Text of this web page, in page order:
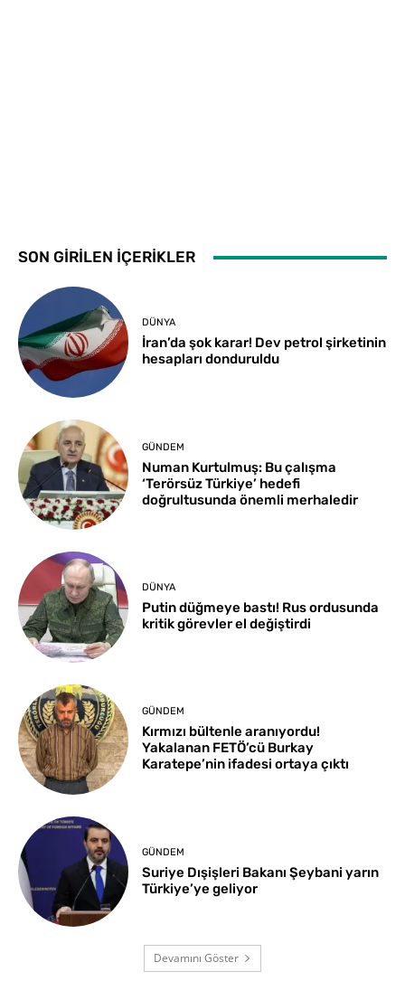
SON GİRİLEN İÇERİKLER
DÜNYA
İran’da şok karar! Dev petrol şirketinin
hesapları donduruldu
GÜNDEM
Numan Kurtulmuş: Bu çalışma
‘Terörsüz Türkiye’ hedefi
doğrultusunda önemli merhaledir
DÜNYA
Putin düğmeye bastı! Rus ordusunda
kritik görevler el değiştirdi
GÜNDEM
Kırmızı bültenle aranıyordu!
Yakalanan FETÖ’cü Burkay
Karatepe’nin ifadesi ortaya çıktı
GÜNDEM
Suriye Dışişleri Bakanı Şeybani yarın
Türkiye’ye geliyor
Devamını Göster